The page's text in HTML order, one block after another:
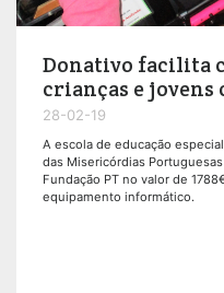
Donativo facilita
crianças e
28-02-19
A escola de educação
das Misericórdias
Fundação PT no valor de
equipamento informático.